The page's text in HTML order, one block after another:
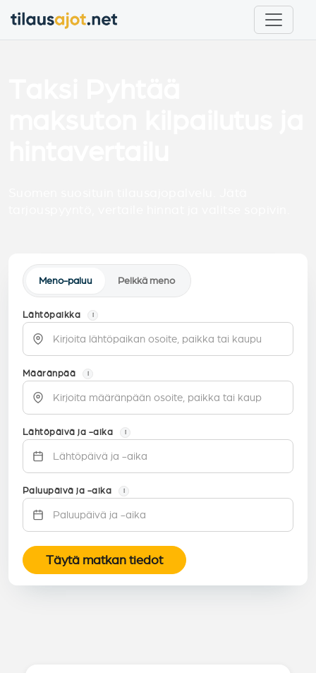
Meno-paluu Pelkkä meno
Lähtöpaikka i
Määränpää i
Lähtöpäivä ja -aika i
Paluupäivä ja -aika i
Täytä matkan tiedot